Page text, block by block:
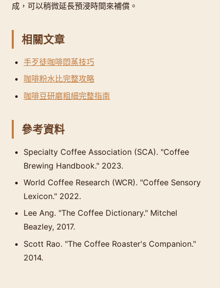
成，可以稍微延長預浸時間來補償。
相關文章
手歹徒咖啡悶蒸技巧
咖啡粉水比完整攻略
咖啡豆研磨粗細完整指南
參考資料
Specialty Coffee Association (SCA). "Coffee
Brewing Handbook." 2023.
World Coffee Research (WCR). "Coffee Sensory
Lexicon." 2022.
Lee Ang. "The Coffee Dictionary." Mitchel
Beazley, 2017.
Scott Rao. "The Coffee Roaster's Companion."
2014.